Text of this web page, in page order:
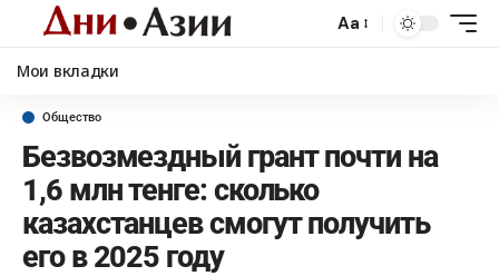
Aa
Мои вкладки
Общество
Безвозмездный грант почти на
1,6 млн тенге: сколько
казахстанцев смогут получить
его в 2025 году